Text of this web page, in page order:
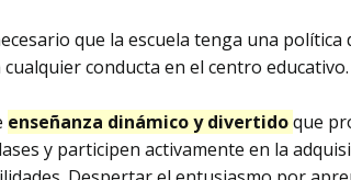
que la escuela tenga una política
conducta en el centro educativo.
enseñanza dinámico y divertidoque
y participen activamente en la